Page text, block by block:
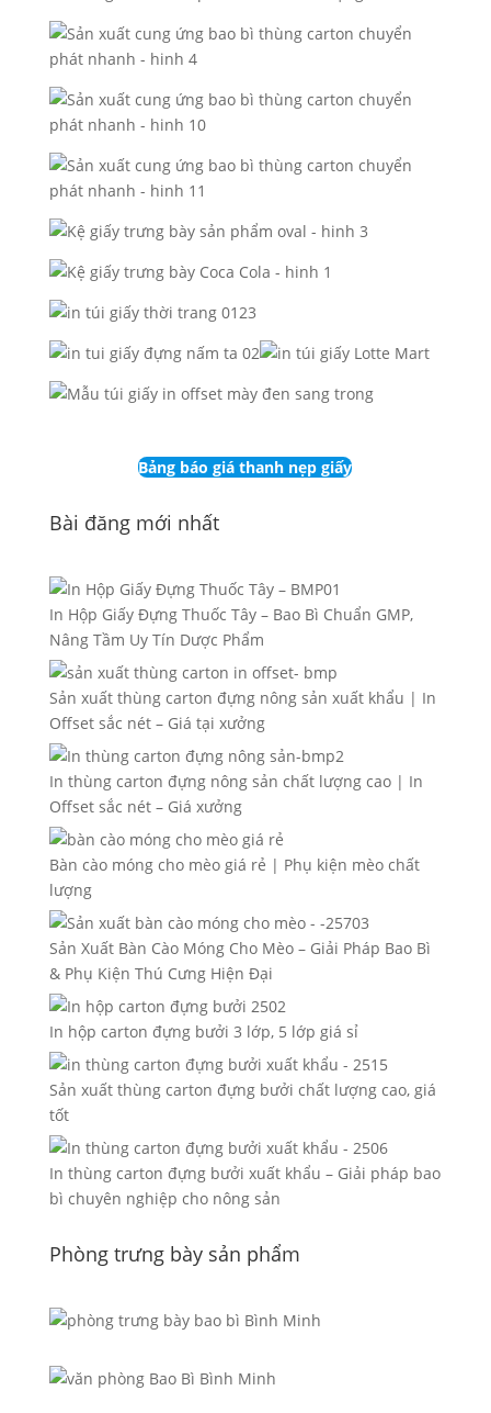
Bảng báo giá thanh nẹp giấy
Bài đăng mới nhất
In Hộp Giấy Đựng Thuốc Tây – Bao Bì Chuẩn GMP,
Nâng Tầm Uy Tín Dược Phẩm
Sản xuất thùng carton đựng nông sản xuất khẩu | In
Offset sắc nét – Giá tại xưởng
In thùng carton đựng nông sản chất lượng cao | In
Offset sắc nét – Giá xưởng
Bàn cào móng cho mèo giá rẻ | Phụ kiện mèo chất
lượng
Sản Xuất Bàn Cào Móng Cho Mèo – Giải Pháp Bao Bì
& Phụ Kiện Thú Cưng Hiện Đại
In hộp carton đựng bưởi 3 lớp, 5 lớp giá sỉ
Sản xuất thùng carton đựng bưởi chất lượng cao, giá
tốt
In thùng carton đựng bưởi xuất khẩu – Giải pháp bao
bì chuyên nghiệp cho nông sản
Phòng trưng bày sản phẩm